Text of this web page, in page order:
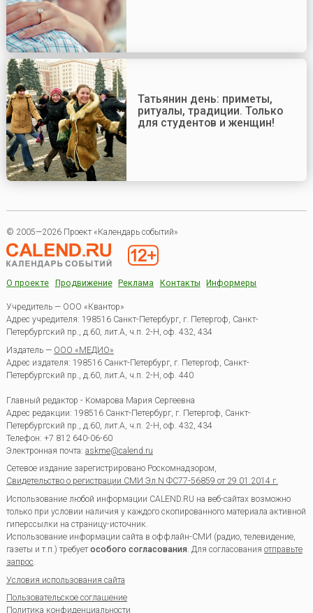
Татьянин день: приметы,
ритуалы, традиции. Только
для студентов и женщин!
© 2005—2026 Проект «Календарь событий»
О проекте Продвижение Реклама Контакты Информеры
Учредитель — ООО «Квантор»
Адрес учредителя: 198516 Санкт-Петербург, г. Петергоф, Санкт-
Петербургский пр., д.60, лит.А, ч.п. 2-Н, оф. 432, 434
Издатель — ООО «МЕДИО»
Адрес издателя: 198516 Санкт-Петербург, г. Петергоф, Санкт-
Петербургский пр., д.60, лит.А, ч.п. 2-Н, оф. 440
Главный редактор - Комарова Мария Сергеевна
Адрес редакции: 198516 Санкт-Петербург, г. Петергоф Санкт-
Петербургский пр., д.60, лит.А, ч.п. 2-Н, оф. 432, 434
Телефон: +7 812 640-06-60
Электронная почта: askme@calend.ru
Сетевое издание зарегистрировано Роскомнадзором,
Свидетельство о регистрации СМИ Эл.N ФС77-56859 от 29.01.2014 г.
Использование любой информации CALEND.RU на веб-сайтах возможно
только при условии наличия у каждого скопированного материала активной
гиперссылки на страницу-источник.
Использование информации сайта в оффлайн-СМИ (радио, телевидение,
газеты и т.п.) требуетособого согласования. Для согласования отправьте
запрос.
Условия использования сайта
Пользовательское соглашение
Политика конфиденциальности